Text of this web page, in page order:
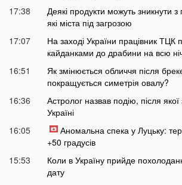
17:38
Деякі продукти можуть зникнути з
які міста під загрозою
17:07
На заході України працівник ТЦК
кайданками до драбини на всю
16:51
Як змінюється обличчя після
покращується симетрія овалу?
16:36
Астролог назвав подію, після якої
Україні
16:05
Аномальна спека у Луцьку:
+50 градусів
15:53
Коли в Україну прийде
дату